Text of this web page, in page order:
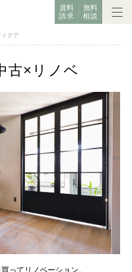
資料
請求
無料
相談
デア
古×リノベ
ってリノベーション。